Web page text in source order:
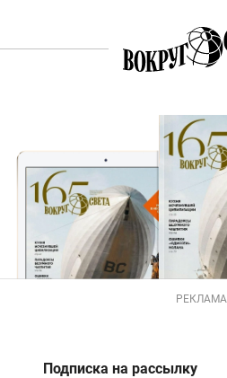
РЕКЛАМА
Подписка на рассылку